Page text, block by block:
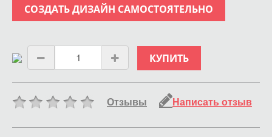
СОЗДАТЬ ДИЗАЙН САМОСТОЯТЕЛЬНО
КУПИТЬ
Отзывы Написать отзыв